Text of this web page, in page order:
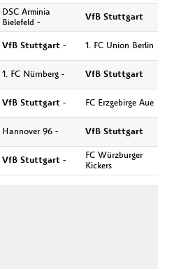
DSC Arminia
Bielefeld -
VfB Stuttgart
VfB Stuttgart - 1. FC Union Berlin
1. FC Nürnberg - VfB Stuttgart
VfB Stuttgart - FC Erzgebirge Aue
Hannover 96 - VfB Stuttgart
VfB Stuttgart -
FC Würzburger
Kickers